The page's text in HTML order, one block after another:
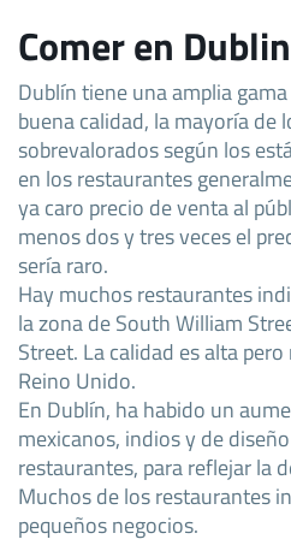
Comer en Dublin
Dublín tiene una amplia
buena calidad, la mayoría de
sobrevalorados según los
en los restaurantes
ya caro precio de venta al
menos dos y tres veces el
sería raro.
Hay muchos restaurantes
la zona de South William
Street. La calidad es alta
Reino Unido.
En Dublín, ha habido un
mexicanos, indios y de
restaurantes, para reflejar la
Muchos de los restaurantes
pequeños negocios.